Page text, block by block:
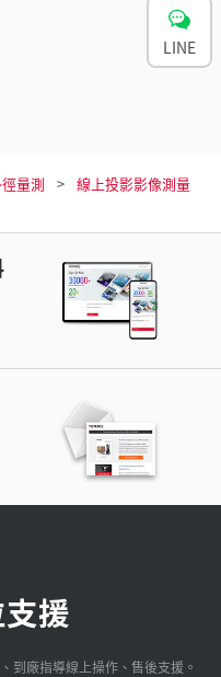
量測
線上投影影像測量
援
到廠指導線上操作、售後支援。
LINE